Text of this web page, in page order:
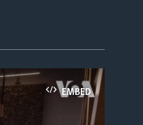
EMBED